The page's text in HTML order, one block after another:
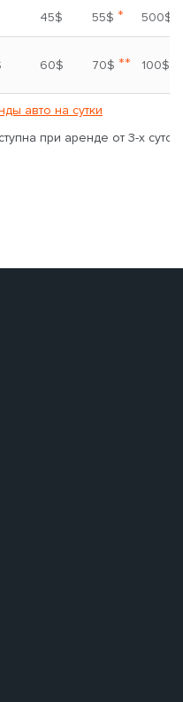
45$ 55$ *
500$
60$ 70$ ** 100$
авто на сутки
при аренде от 3-х суток